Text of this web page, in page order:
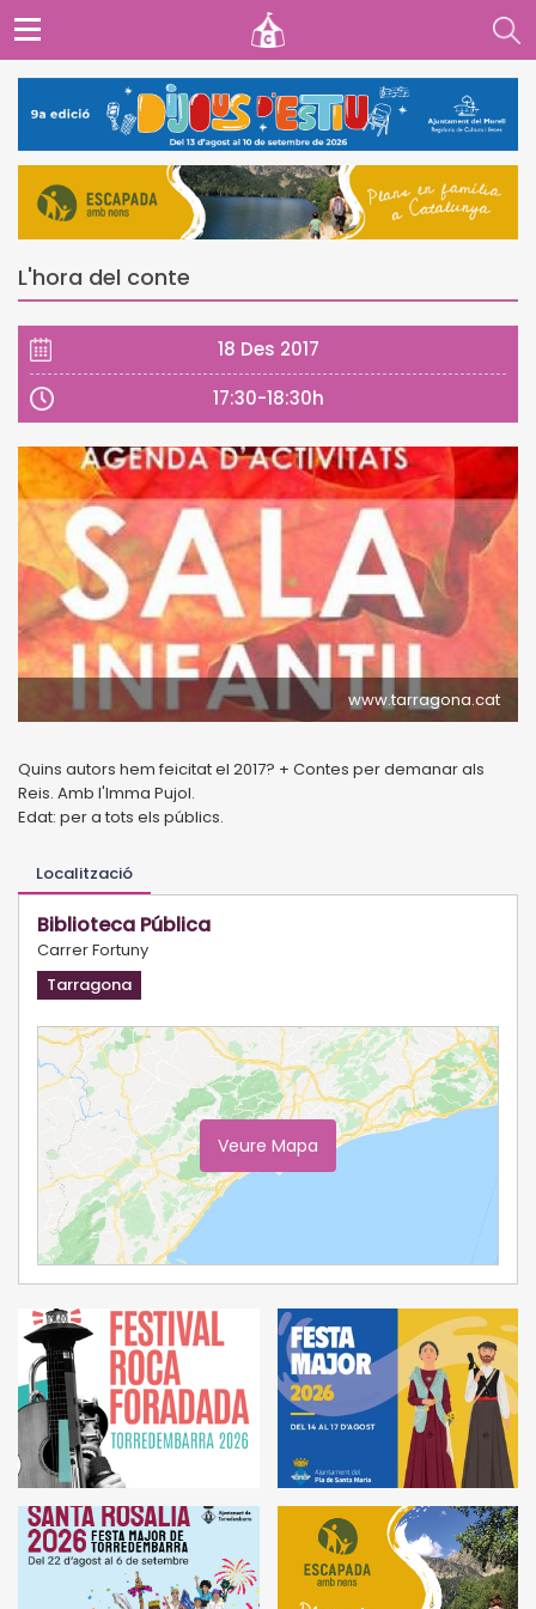
L'hora del conte
18 Des 2017
17:30-18:30h
www.tarragona.cat
Quins autors hem feicitat el 2017? + Contes per demanar als
Reis. Amb l'Imma Pujol.
Edat: per a tots els públics.
Localització
Biblioteca Pública
Carrer Fortuny
Tarragona
Veure Mapa